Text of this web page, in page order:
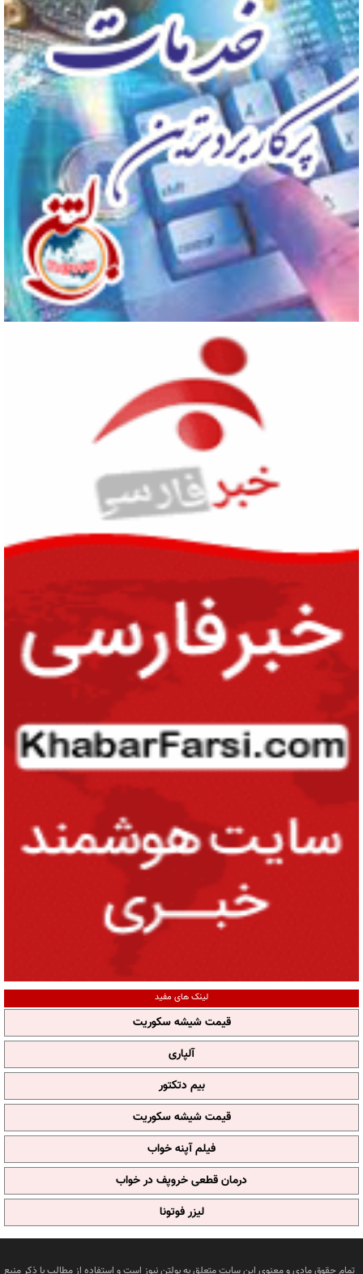
لینک های مفید
قیمت شیشه سکوریت
آلپاری
بیم دتکتور
قیمت شیشه سکوریت
فیلم آپنه خواب
درمان قطعی خروپف در خواب
لیزر فوتونا
تمام حقوق مادی و معنوی این سایت متعلق به بولتن نیوز است و استفاده از مطالب با ذکر منبع